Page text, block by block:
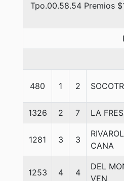
Tpo.00.58.54 Premios
480 1 2
1326 2 7 LA
1281 3 3
CANA
1253 4 4
DEL
VEN